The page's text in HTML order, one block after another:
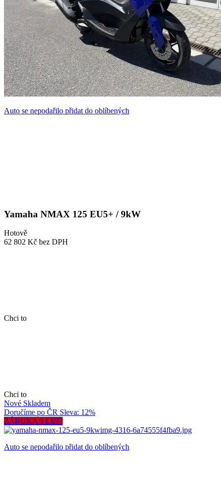
Auto se nepodařilo přidat do oblíbených
Yamaha NMAX 125 EU5+ / 9kW
Hotově
62 802 Kč bez DPH
Chci to
Chci to
Nové Skladem
Doručíme po ČR Sleva: 12%
ZÁRUKA 5 LET!
Auto se nepodařilo přidat do oblíbených